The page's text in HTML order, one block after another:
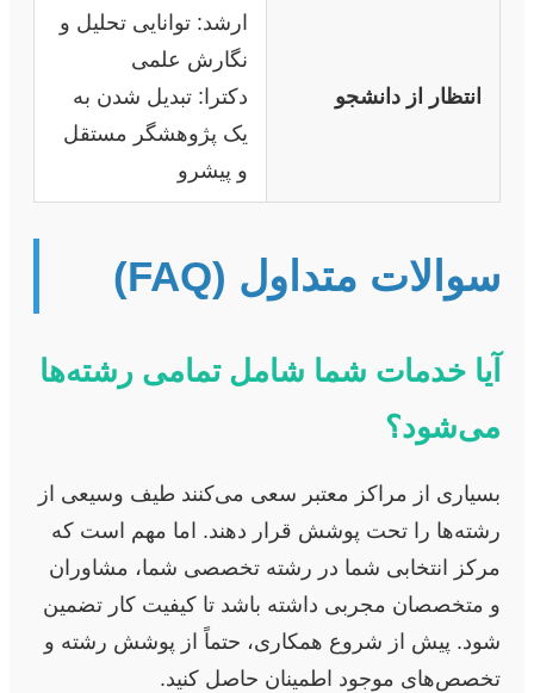
انتظار از دانشجو
ارشد: توانایی تحلیل و
نگارش علمی
دکترا: تبدیل شدن به
یک پژوهشگر مستقل
و پیشرو
سوالات متداول (FAQ)
آیا خدمات شما شامل تمامی رشته‌ها
می‌شود؟
بسیاری از مراکز معتبر سعی می‌کنند طیف وسیعی از
رشته‌ها را تحت پوشش قرار دهند. اما مهم است که
مرکز انتخابی شما در رشته تخصصی شما، مشاوران
و متخصصان مجربی داشته باشد تا کیفیت کار تضمین
شود. پیش از شروع همکاری، حتماً از پوشش رشته و
تخصص‌های موجود اطمینان حاصل کنید.